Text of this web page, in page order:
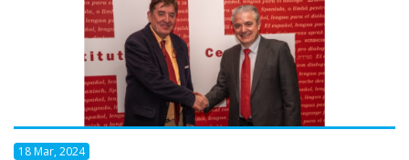
18 Mar, 2024